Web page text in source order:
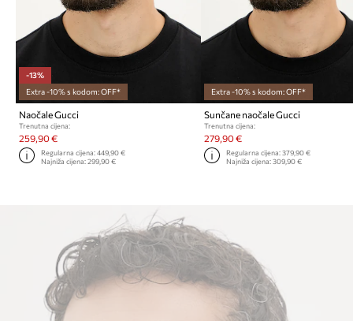
-13%
Extra -10% s kodom: OFF*
Naočale Gucci
Trenutna cijena:
259,90 €
Regularna cijena:449,90 €
Najniža cijena:299,90 €
Extra -10% s kodom: OFF*
Sunčane naočale Gucci
Trenutna cijena:
279,90 €
Regularna cijena: 379,90 €
Najniža cijena: 309,90 €